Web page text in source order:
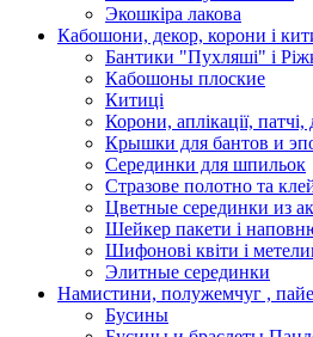
Экошкiра лакова
Кабошони, декор, корони і
Бантики "Пухляші" і
Кабошоны плоские
Китиці
Корони, аплікації, патчі,
Крышки для бантов и
Серединки для шпильок
Стразове полотно та
Цветные серединки из
Шейкер пакети і
Шифонові квіти і
Элитные серединки
Намистини, полужемчуг ,
Бусины